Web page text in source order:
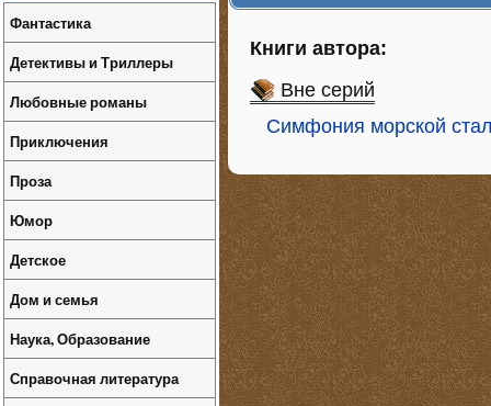
Книги автора:
Вне серий
Симфония морской
Фантастика
Детективы и Триллеры
Любовные романы
Приключения
Проза
Юмор
Детское
Дом и семья
Наука, Образование
Справочная литература